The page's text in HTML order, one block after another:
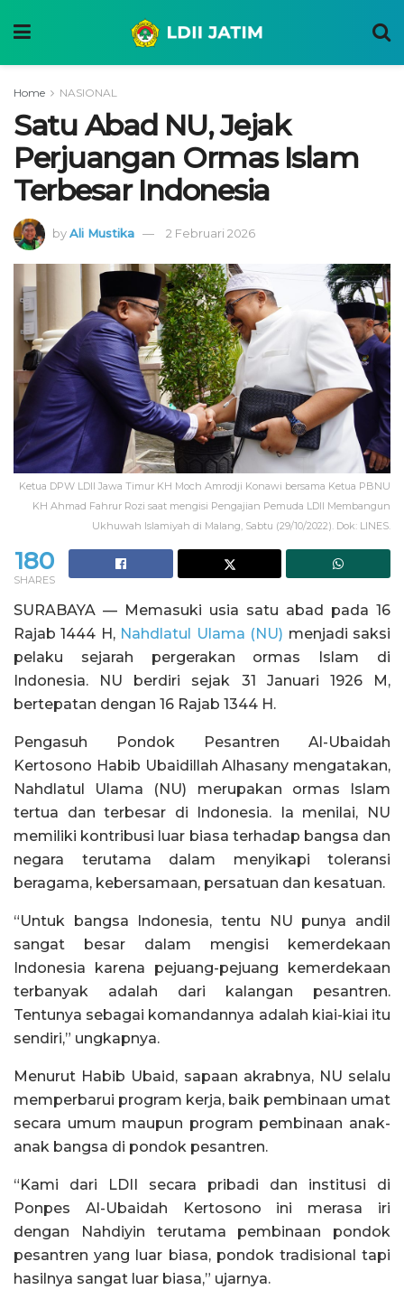
Home NASIONAL
Satu Abad NU, Jejak
Perjuangan Ormas Islam
Terbesar Indonesia
byAli Mustika 2 Februari 2026
Ketua DPW LDII Jawa Timur KH Moch Amrodji Konawi bersama Ketua PBNU
KH Ahmad Fahrur Rozi saat mengisi Pengajian Pemuda LDII Membangun
Ukhuwah Islamiyah di Malang, Sabtu (29/10/2022). Dok: LINES.
180
SHARES
SURABAYA — Memasuki usia satu abad pada 16
Rajab 1444 H, Nahdlatul Ulama (NU) menjadi saksi
pelaku sejarah pergerakan ormas Islam di
Indonesia. NU berdiri sejak 31 Januari 1926 M,
bertepatan dengan 16 Rajab 1344 H.
Pengasuh Pondok Pesantren Al-Ubaidah
Kertosono Habib Ubaidillah Alhasany mengatakan,
Nahdlatul Ulama (NU) merupakan ormas Islam
tertua dan terbesar di Indonesia. Ia menilai, NU
memiliki kontribusi luar biasa terhadap bangsa dan
negara terutama dalam menyikapi toleransi
beragama, kebersamaan, persatuan dan kesatuan.
“Untuk bangsa Indonesia, tentu NU punya andil
sangat besar dalam mengisi kemerdekaan
Indonesia karena pejuang-pejuang kemerdekaan
terbanyak adalah dari kalangan pesantren.
Tentunya sebagai komandannya adalah kiai-kiai itu
sendiri,” ungkapnya.
Menurut Habib Ubaid, sapaan akrabnya, NU selalu
memperbarui program kerja, baik pembinaan umat
secara umum maupun program pembinaan anak-
anak bangsa di pondok pesantren.
“Kami dari LDII secara pribadi dan institusi di
Ponpes Al-Ubaidah Kertosono ini merasa iri
dengan Nahdiyin terutama pembinaan pondok
pesantren yang luar biasa, pondok tradisional tapi
hasilnya sangat luar biasa,” ujarnya.